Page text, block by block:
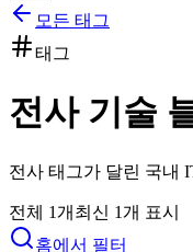
모든 태그
태그
전사기술
전사 태그가 달린 국내
전체 1개 최신 1개 표시
홈에서 필터